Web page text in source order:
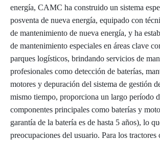
energía, CAMC ha construido un sistema
posventa de nueva energía, equipado con
de mantenimiento de nueva energía, y ha
de mantenimiento especiales en áreas clave
parques logísticos, brindando servicios de
profesionales como detección de baterías,
motores y depuración del sistema de gestión
mismo tiempo, proporciona un largo período
componentes principales como baterías y
garantía de la batería es de hasta 5 años), lo
preocupaciones del usuario. Para los